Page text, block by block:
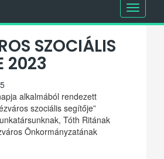
Toggle
SZOCIÁLIS
2023
alkalmából rendezett
szociális segítője”
Tóth Ritának
Önkormányzatának